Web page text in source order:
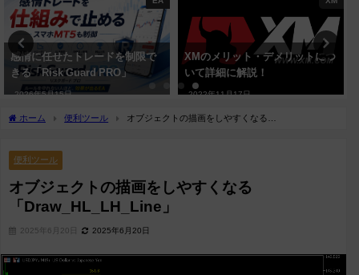
XMのメリット・デメリットにつ
いて詳細に解説！
2022年11月17日
AXIORYのメリットとデメリッ
トについて詳細に解説！
2022年12月8日
ホーム 便利ツール
オブジェクトの描画をしやすくなる
便利ツール
オブジェクトの描画をしやすくなる
「Draw_HL_LH_Line」
2025年6月20日 2025年6月20日